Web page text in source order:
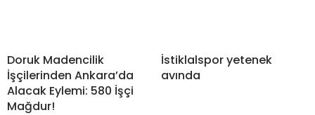
Doruk Madencilik
İşçilerinden Ankara’da
Alacak Eylemi: 580 İşçi
Mağdur!
İstiklalspor yetenek
avında